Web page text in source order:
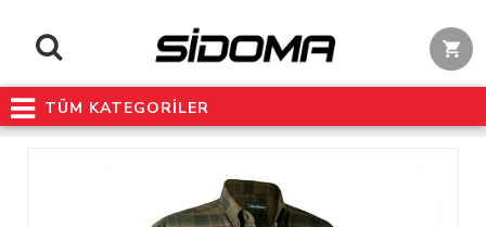
TÜM KATEGORİLER